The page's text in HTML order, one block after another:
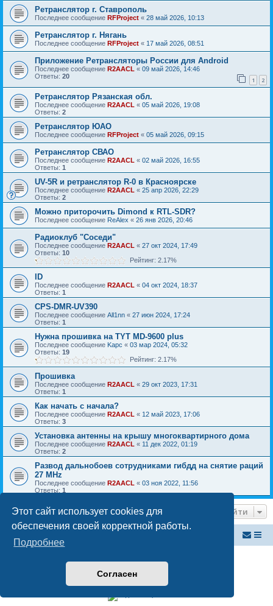
Этот сайт использует cookies для
обеспечения своей корректной работы.
Подробнее
Согласен
Ретранслятор г. Ставрополь
Последнее сообщение RFProject « 28 май 2026, 10:13
Ретранслятор г. Нягань
Последнее сообщение RFProject « 17 май 2026, 08:51
Приложение Ретрансляторы России для Android
Последнее сообщение R2AACL « 09 май 2026, 14:46
Ответы: 20 1 2
Ретранслятор Рязанская обл.
Последнее сообщение R2AACL « 05 май 2026, 19:08
Ответы: 2
Ретранслятор ЮАО
Последнее сообщение RFProject « 05 май 2026, 09:15
Ретранслятор СВАО
Последнее сообщение R2AACL « 02 май 2026, 16:55
Ответы: 1
UV-5R и ретранслятор R-0 в Красноярске
Последнее сообщение R2AACL « 25 апр 2026, 22:29
Ответы: 2
Можно приторочить Dimond к RTL-SDR?
Последнее сообщение ReAlex « 26 янв 2026, 20:46
Радиоклуб "Соседи"
Последнее сообщение R2AACL « 27 окт 2024, 17:49
Ответы: 10
Рейтинг: 2.17%
ID
Последнее сообщение R2AACL « 04 окт 2024, 18:37
Ответы: 1
CPS-DMR-UV390
Последнее сообщение All1nn « 27 июн 2024, 17:24
Ответы: 1
Нужна прошивка на TYT MD-9600 plus
Последнее сообщение Kapc « 03 мар 2024, 05:32
Ответы: 19
Рейтинг: 2.17%
Прошивка
Последнее сообщение R2AACL « 29 окт 2023, 17:31
Ответы: 1
Как начать с начала?
Последнее сообщение R2AACL « 12 май 2023, 17:06
Ответы: 3
Установка антенны на крышу многоквартирного дома
Последнее сообщение R2AACL « 11 дек 2022, 01:19
Ответы: 2
Развод дальнобоев сотрудниками гибдд на снятие раций
27 MHz
Последнее сообщение R2AACL « 03 ноя 2022, 11:56
Ответы: 1
Перейти
Конфиденциальность